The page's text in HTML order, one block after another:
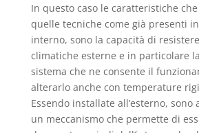
In questo caso le caratteristiche
quelle tecniche come già presenti
interno, sono la capacità di
climatiche esterne e in particolare
sistema che ne consente il
alterarlo anche con temperature
Essendo installate all’esterno, sono
un meccanismo che permette di